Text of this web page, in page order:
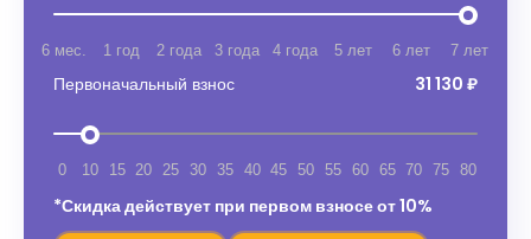
6 мес. 1 год 2 года 3 года 4 года 5 лет 6 лет 7 лет
Первоначальный взнос 31 130 ₽
0 10 15 20 25 30 35 40 45 50 55 60 65 70 75 80
*Скидка действует при первом взносе от 10%